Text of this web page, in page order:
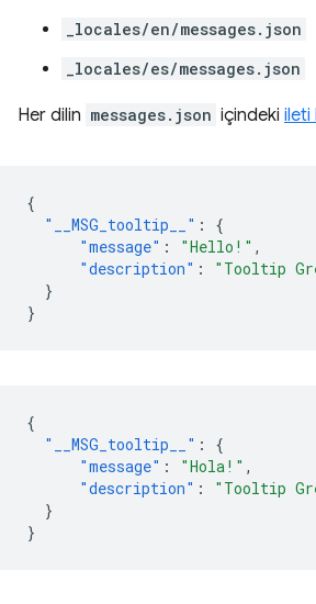
_locales/en/messages.json
_locales/es/messages.json
Her dilin messages.json içindeki ileti
{
"__MSG_tooltip__" :
{
"message" : "Hello!" ,
"description" :
"Tooltip
}
}
{
"__MSG_tooltip__" :
{
"message" : "Hola!" ,
"description" :
"Tooltip
}
}